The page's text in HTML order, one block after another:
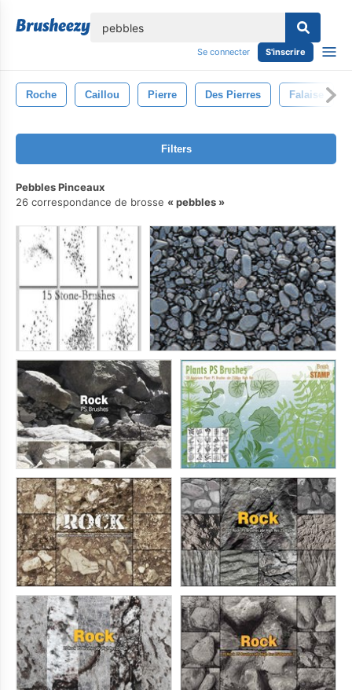
Se connecter S'inscrire
Roche Caillou Pierre Des Pierres Falaise
Filters
Pebbles Pinceaux
26 correspondance de brosse
pebbles